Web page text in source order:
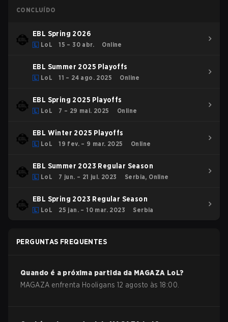
CONCLUÍDO
EBL Spring 2026
LoL 15 – 30 abr. Online
EBL Summer 2025 Playoffs
LoL 11 – 24 ago. 2025 Online
EBL Spring 2025 Playoffs
LoL 7 – 29 mai. 2025 Online
EBL Winter 2025 Playoffs
LoL 19 fev. – 9 mar. 2025 Online
EBL Summer 2023 Regular Season
LoL 7 jun. – 21 jul. 2023 Serbia, Online
EBL Spring 2023 Regular Season
LoL 25 jan. – 10 mar. 2023 Serbia
PERGUNTAS FREQUENTES
Quando é a próxima partida da MAGAZA LoL?
MAGAZA enfrenta ⁠Hooligans 12 agosto às 18:00.